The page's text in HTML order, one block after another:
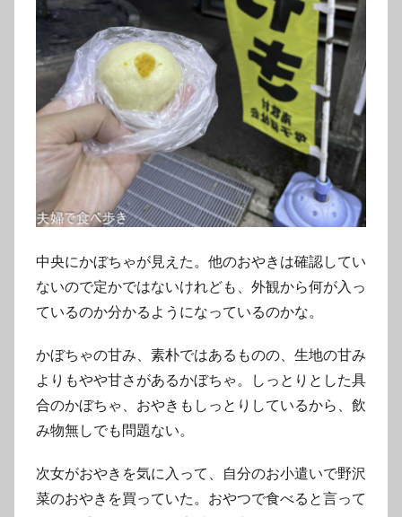
中央にかぼちゃが見えた。他のおやきは確認してい
ないので定かではないけれども、外観から何が入っ
ているのか分かるようになっているのかな。
かぼちゃの甘み、素朴ではあるものの、生地の甘み
よりもやや甘さがあるかぼちゃ。しっとりとした具
合のかぼちゃ、おやきもしっとりしているから、飲
み物無しでも問題ない。
次女がおやきを気に入って、自分のお小遣いで野沢
菜のおやきを買っていた。おやつで食べると言って